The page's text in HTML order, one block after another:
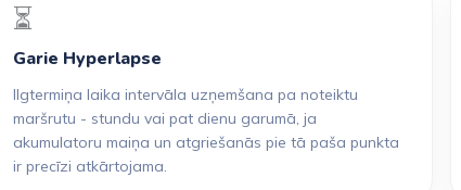
⏳
Garie Hyperlapse
Ilgtermiņa laika intervāla uzņemšana pa noteiktu
maršrutu - stundu vai pat dienu garumā, ja
akumulatoru maiņa un atgriešanās pie tā paša punkta
ir precīzi atkārtojama.